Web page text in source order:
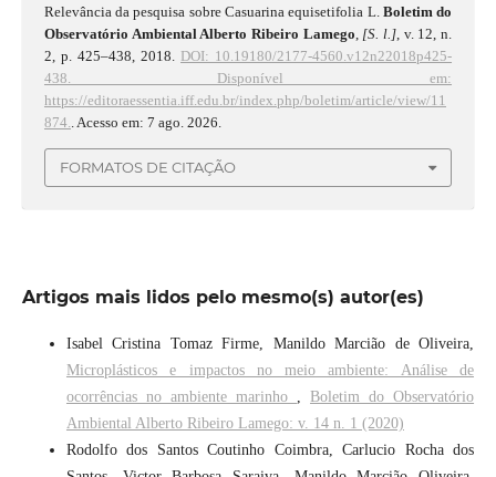
Relevância da pesquisa sobre Casuarina equisetifolia L. Boletim do
Observatório Ambiental Alberto Ribeiro Lamego [S. l.] , v. 12, n.
2, p. 425–438, 2018. DOI: 10.19180/2177-4560.v12n22018p425-
438.
Disponível em:
https://editoraessentia.iff.edu.br/index.php/boletim/article/view/11
874.
. Acesso em: 7 ago. 2026.
FORMATOS DE CITAÇÃO
Artigos mais lidos pelo mesmo(s) autor(es)
Isabel Cristina Tomaz Firme, Manildo Marcião de Oliveira,
Microplásticos e impactos no meio ambiente: Análise de
ocorrências no ambiente marinho
Boletim do Observatório
Ambiental Alberto Ribeiro Lamego: v. 14 n. 1 (2020)
Rodolfo dos Santos Coutinho Coimbra, Carlucio Rocha dos